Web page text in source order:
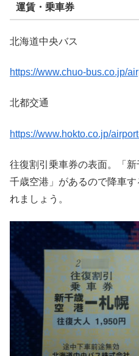
運賃・乗車券
北海道中央バス
https://www.chuo-bus.co.jp/
北都交通
https://www.hokto.co.jp/
往復割引乗車券の表面。「
千歳空港」があるので降車
れましょう。